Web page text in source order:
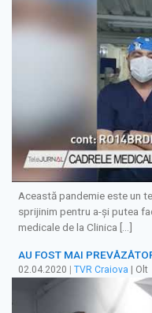
Această pandemie este un
sprijinim pentru a-și putea
medicale de la Clinica […]
AU FOST MAI
02.04.2020 | TVR Craiova | Olt